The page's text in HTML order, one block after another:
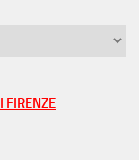
FIRENZE